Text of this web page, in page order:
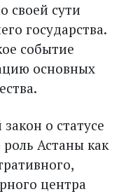
своей сути
государства.
событие
основных
о статусе
Астаны как
центра